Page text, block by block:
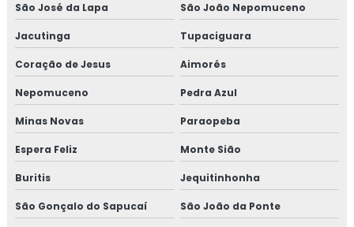
São José da Lapa São João Nepomuceno
Jacutinga Tupaciguara
Coração de Jesus Aimorés
Nepomuceno Pedra Azul
Minas Novas Paraopeba
Espera Feliz Monte Sião
Buritis Jequitinhonha
São Gonçalo do Sapucaí São João da Ponte